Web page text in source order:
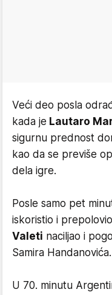
Veći deo posla
kada je Lautaro
sigurnu prednost
kao da se previše
dela igre.
Posle samo pet
iskoristio i
Valeti naciljao i
Samira Handanovića.
U 70. minutu